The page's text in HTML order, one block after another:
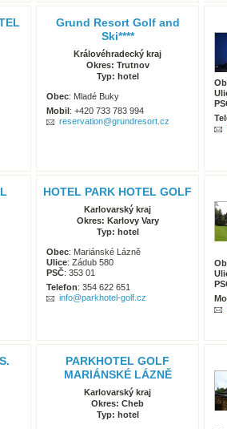
Grund Resort Golf and
Ski****
Královéhradecký kraj
Okres: Trutnov
Typ: hotel
Obec: Mladé Buky
Mobil: +420 733 783 994
reservation@grundresort.cz
HOTEL PARK HOTEL GOLF
Karlovarský kraj
Okres: Karlovy Vary
Typ: hotel
Obec: Mariánské Lázně
Ulice: Zádub 580
PSČ: 353 01
Telefon: 354 622 651
info@parkhotel-golf.cz
PARKHOTEL GOLF
MARIÁNSKÉ LÁZNĚ
Karlovarský kraj
Okres: Cheb
Typ: hotel